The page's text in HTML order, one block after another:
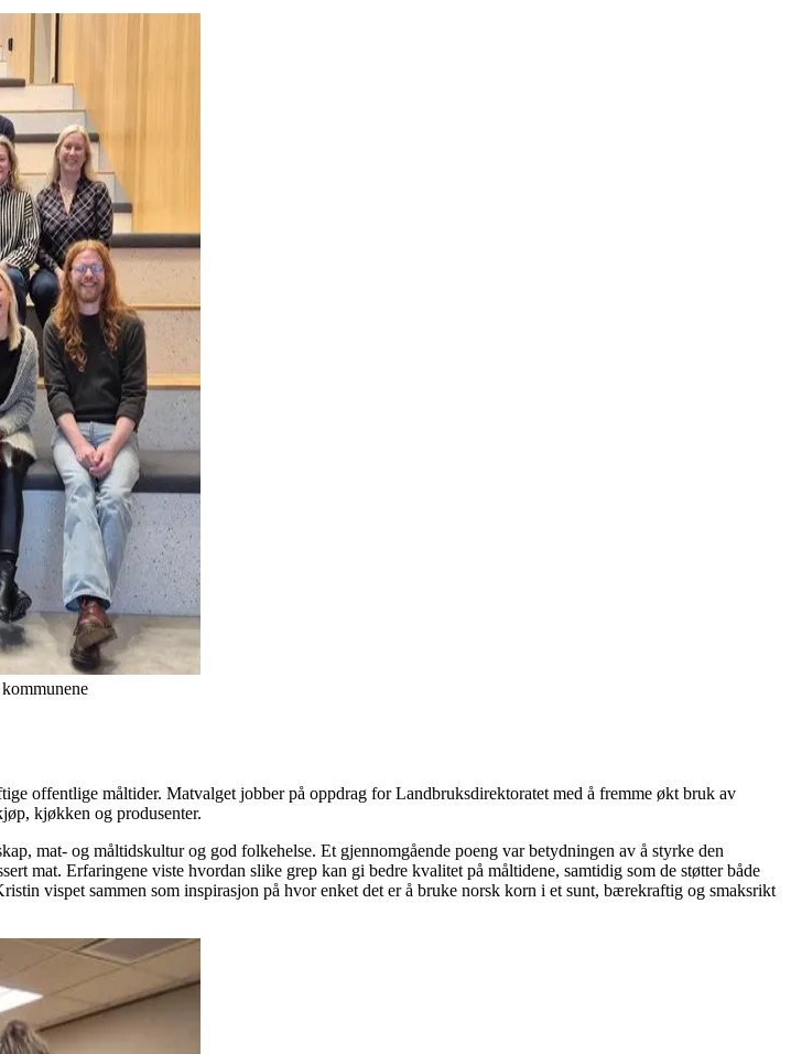
offentlige måltider. Matvalget jobber på oppdrag for Landbruksdirektoratet med å fremme økt bruk av
kjøkken og produsenter.
mat- og måltidskultur og god folkehelse. Et gjennomgående poeng var betydningen av å styrke den
mat. Erfaringene viste hvordan slike grep kan gi bedre kvalitet på måltidene, samtidig som de støtter både
vispet sammen som inspirasjon på hvor enket det er å bruke norsk korn i et sunt, bærekraftig og smaksrikt